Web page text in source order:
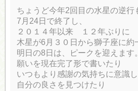
ちょうど今年2回目の水星の逆行
7月24日で終了し、
２０１４年以来 １２年ぶりに
木星が6月３０日から獅子座に約
明日の8日は、ピークを迎えます。
願いを現在完了形で書いたり
いつもより感謝の気持ちに意識
自分の良さを見つけたり